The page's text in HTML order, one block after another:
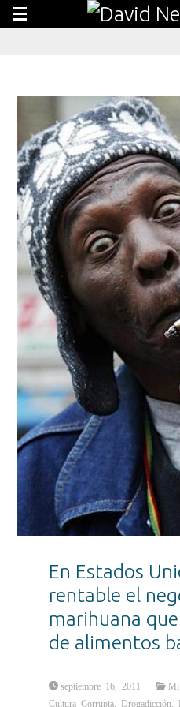
En Estados
rentable el
marihuana
de alimentos
septiembre 16, 2011
Cultura Corrupta
Drogadicción